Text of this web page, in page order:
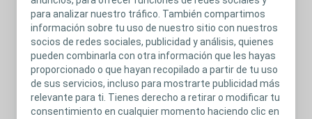
para analizar nuestro tráfico. También compartimos
información sobre tu uso de nuestro sitio con nuestros
socios de redes sociales, publicidad y análisis, quienes
pueden combinarla con otra información que les hayas
proporcionado o que hayan recopilado a partir de tu uso
de sus servicios, incluso para mostrarte publicidad más
relevante para ti. Tienes derecho a retirar o modificar tu
consentimiento en cualquier momento haciendo clic en
Trabajemos juntos para prevenir las
complicaciones de la piel periestomal
Para romper el círculo de fugas y complicaciones cutáneas, es
importante que se evalúe individualmente el riesgo de
complicaciones cutáneas periestomales (CPP) de cada